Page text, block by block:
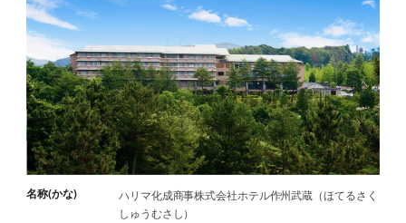
名称(かな)
ハリマ化成商事株式会社ホテル作州武蔵（ほてるさく
しゅうむさし）